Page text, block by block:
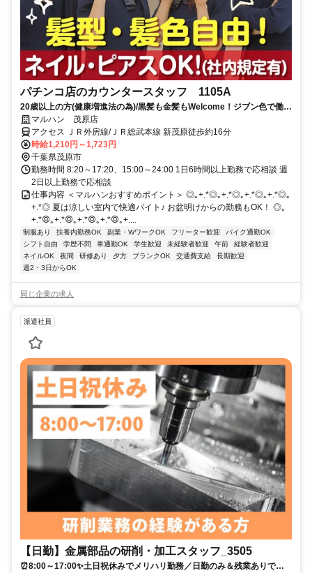
パチンコ店のカウンタースタッフ 1105A
20歳以上の方(健康増進法の為)/黒髪も金髪もWelcome！ジブン色で働け
る！多様性全開のマルハンで、アナタらしく働こう☆履歴書不要
マルハン 茂原店
アクセス ＪＲ外房線/ＪＲ総武本線 新茂原徒歩約16分
時給1,210円～1,723円
千葉県茂原市
勤務時間 8:20～17:20、15:00～24:00 1日6時間以上勤務で応相談 週
2日以上勤務で応相談
仕事内容 ＜マルハンおすすめポイント＞ ◎｡+.*◎｡+.*◎｡+.*◎｡+.*◎｡
+.*◎ 夏は涼しい室内で快適バイト♪ お盆明けからの勤務もOK！ ◎｡
+.*◎｡+.*◎｡+.*◎｡+.*◎｡+....
制服あり 扶養内勤務OK 副業・WワークOK フリーター歓迎
バイク通勤OK
シフト自由
学歴不問 車通勤OK 学生歓迎 未経験者歓迎 午前
経験者歓迎
ネイルOK
夜間 研修あり 夕方 ブランクOK 交通費支給
長期歓迎
週2・3日からOK
同じ企業の求人
派遣社員
【日勤】金属部品の研削・加工スタッフ_3505
⏰8:00～17:00✨土日祝休みでメリハリ勤務／日勤のみ＆残業ありでし